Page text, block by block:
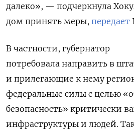
далеко», — подчеркнула
дом принять меры, передает
В частности, губернатор
потребовала направить в
и прилегающие к нему
федеральные силы с целью
безопасность» критически
инфраструктуры и людей.